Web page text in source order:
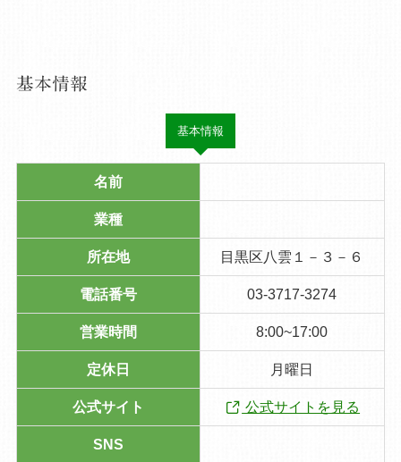
基本情報
基本情報
名前
業種
所在地 目黒区八雲１－３－６
電話番号 03-3717-3274
営業時間 8:00~17:00
定休日 月曜日
公式サイト 公式サイトを見る
SNS